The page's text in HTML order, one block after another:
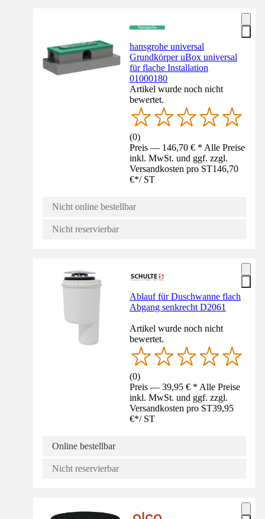
hansgrohe universal
Grundkörper uBox universal
für flache Installation
01000180
Artikel wurde noch nicht
bewertet.
(0)
Preis — 146,70 € * Alle Preise
inkl. MwSt. und ggf. zzgl.
Versandkosten pro ST146,70
€*/ ST
Nicht online bestellbar
Nicht reservierbar
Ablauf für Duschwanne flach
Abgang senkrecht D2061
Artikel wurde noch nicht
bewertet.
(0)
Preis — 39,95 € * Alle Preise
inkl. MwSt. und ggf. zzgl.
Versandkosten pro ST39,95
€*/ ST
Online bestellbar
Nicht reservierbar